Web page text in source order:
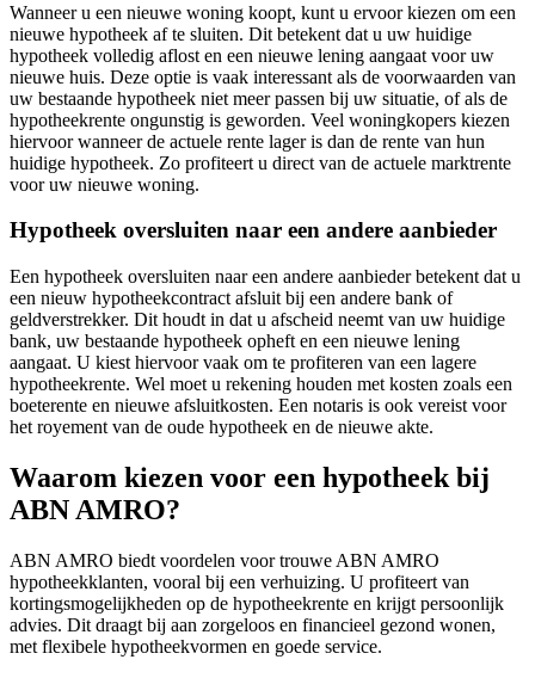
Wanneer u een nieuwe woning koopt, kunt u ervoor kiezen om een
nieuwe hypotheek af te sluiten. Dit betekent dat u uw huidige
hypotheek volledig aflost en een nieuwe lening aangaat voor uw
nieuwe huis. Deze optie is vaak interessant als de voorwaarden van
uw bestaande hypotheek niet meer passen bij uw situatie, of als de
hypotheekrente ongunstig is geworden. Veel woningkopers kiezen
hiervoor wanneer de actuele rente lager is dan de rente van hun
huidige hypotheek. Zo profiteert u direct van de actuele marktrente
voor uw nieuwe woning.
Hypotheek oversluiten naar een andere aanbieder
Een hypotheek oversluiten naar een andere aanbieder betekent dat u
een nieuw hypotheekcontract afsluit bij een andere bank of
geldverstrekker. Dit houdt in dat u afscheid neemt van uw huidige
bank, uw bestaande hypotheek opheft en een nieuwe lening
aangaat. U kiest hiervoor vaak om te profiteren van een lagere
hypotheekrente. Wel moet u rekening houden met kosten zoals een
boeterente en nieuwe afsluitkosten. Een notaris is ook vereist voor
het royement van de oude hypotheek en de nieuwe akte.
Waarom kiezen voor een hypotheek bij
ABN AMRO?
ABN AMRO biedt voordelen voor trouwe ABN AMRO
hypotheekklanten, vooral bij een verhuizing. U profiteert van
kortingsmogelijkheden op de hypotheekrente en krijgt persoonlijk
advies. Dit draagt bij aan zorgeloos en financieel gezond wonen,
met flexibele hypotheekvormen en goede service.